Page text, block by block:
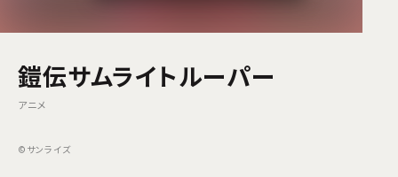
鎧伝サムライトルーパー
アニメ
©サンライズ